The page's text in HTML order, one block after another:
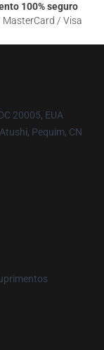
100% seguro
MasterCard / Visa
20005, EUA
Pequim, CN